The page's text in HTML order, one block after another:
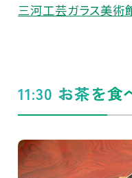
三河工芸ガラス美術
11:30 お茶を食